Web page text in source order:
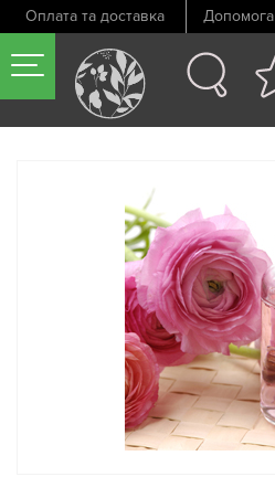
Оплата та доставка Допомога
Попередній товар